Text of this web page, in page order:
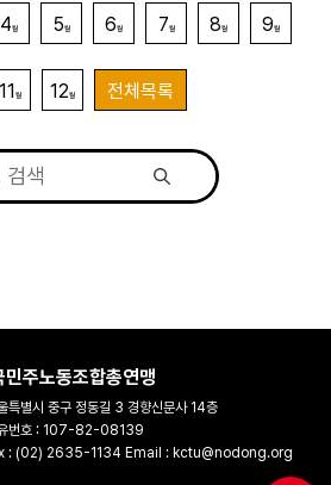
4월 5월 6월 7월 8월 9월
11 월 12월 전체목록
민주노동조합총연맹
별시 중구 정동길 3 경향신문사 14층
번호 : 107-82-08139
: (02) 2635-1134 Email : kctu@nodong.org